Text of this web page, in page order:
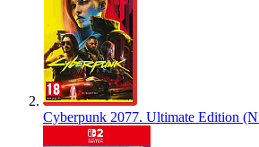
Cyberpunk 2077. Ultimate Edition